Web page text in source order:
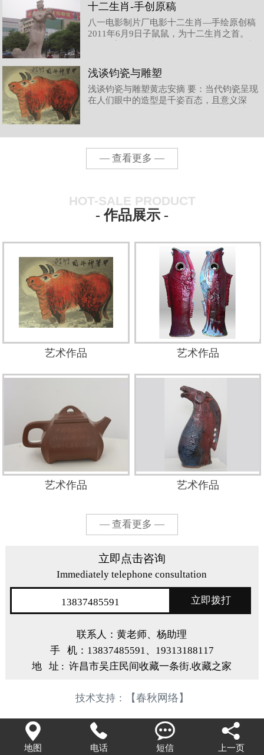
十二生肖-手创原稿
八一电影制片厂电影十二生肖—手绘原创稿
2011年6月9日子鼠鼠，为十二生肖之首。
瓷雕塑‚牛‛，豪放自然，犄牛形象特征突
出，生动有力，牛气冲天。表现了‚牛‛朴
实、憨厚、勤劳、奉献的精神内涵。寅虎在
中国几千年的文明史中，虎，威风凛
浅谈钧瓷与雕塑
浅谈钧瓷与雕塑黄志安摘 要：当代钧瓷呈现
在人们眼中的造型是千姿百态，且意义深
生机，尤其是而随着西方雕塑的进入，对现
代钧瓷造型产生了不可估量的影响，在
— 查看更多 —
HOT-SALE PRODUCT
- 作品展示 -
艺术作品 艺术作品
艺术作品 艺术作品
— 查看更多 —
立即点击咨询
Immediately telephone consultation
13837485591 立即拨打
联系人：黄老师、杨助理
手 机：13837485591、19313188117
地 址 : 许昌市吴庄民间收藏一条街.收藏之家
技术支持： 【春秋网络】

地图

电话

短信

上一页